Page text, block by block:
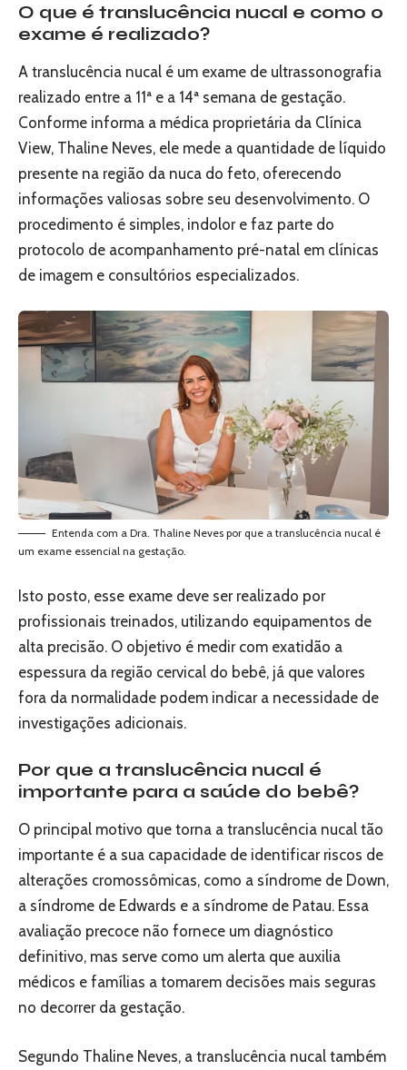
O que é translucência nucal e como o
exame é realizado?
A translucência nucal é um exame de ultrassonografia
realizado entre a 11ª e a 14ª semana de gestação.
Conforme informa a médica proprietária da Clínica
View, Thaline Neves, ele mede a quantidade de líquido
presente na região da nuca do feto, oferecendo
informações valiosas sobre seu desenvolvimento. O
procedimento é simples, indolor e faz parte do
protocolo de acompanhamento pré-natal em clínicas
de imagem e consultórios especializados.
Entenda com a Dra. Thaline Neves por que a translucência nucal é
um exame essencial na gestação.
Isto posto, esse exame deve ser realizado por
profissionais treinados, utilizando equipamentos de
alta precisão. O objetivo é medir com exatidão a
espessura da região cervical do bebê, já que valores
fora da normalidade podem indicar a necessidade de
investigações adicionais.
Por que a translucência nucal é
importante para a saúde do bebê?
O principal motivo que torna a translucência nucal tão
importante é a sua capacidade de identificar riscos de
alterações cromossômicas, como a síndrome de Down,
a síndrome de Edwards e a síndrome de Patau. Essa
avaliação precoce não fornece um diagnóstico
definitivo, mas serve como um alerta que auxilia
médicos e famílias a tomarem decisões mais seguras
no decorrer da gestação.
Segundo Thaline Neves, a translucência nucal também